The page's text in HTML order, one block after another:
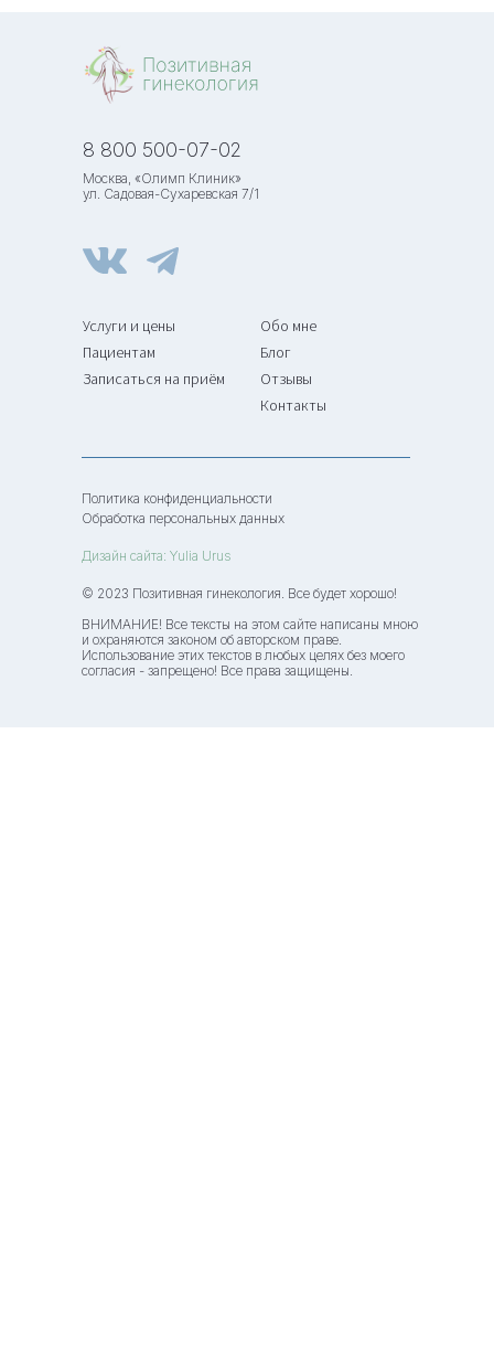
8 800 500-07-02
Москва, «Олимп Клиник»
ул. Садовая-Сухаревская 7/1
Обо мне
Блог
Отзывы
Контакты
Услуги и цены
Пациентам
Записаться на приём
Политика конфиденциальности
Обработка персональных данных
Дизайн сайта: Yulia Urus
© 2023 Позитивная гинекология. Все будет хорошо!
ВНИМАНИЕ! Все тексты на этом сайте написаны мною
и охраняются законом об авторском праве.
Использование этих текстов в любых целях без моего
согласия - запрещено! Все права защищены.